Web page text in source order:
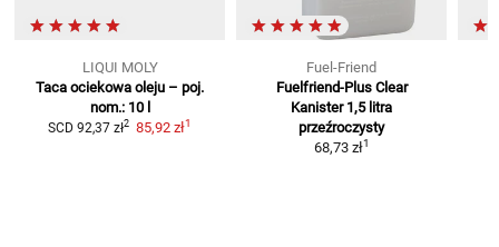
LIQUI MOLY
Taca ociekowa oleju – poj.
nom.: 10 l
SCD 92,37 zł2 85,92 zł1
Fuel-Friend
Fuelfriend-Plus Clear
Kanister 1,5 litra
przeźroczysty
68,73 zł1